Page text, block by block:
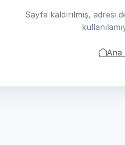
Sayfa kaldırılmış, adresi
Ana